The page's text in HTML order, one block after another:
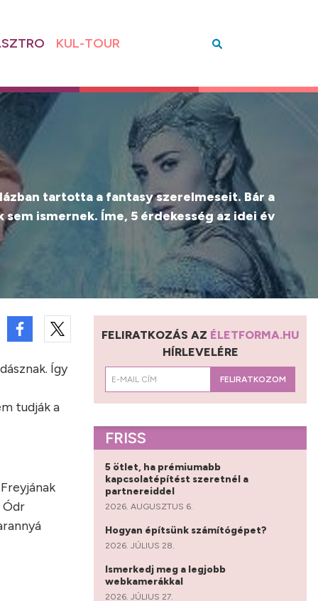
KUL-TOUR
tartotta a fantasy szerelmeseit. Bár a
ismernek. Íme, 5 érdekesség az idei év
Így
tudják a
Ódr
FELIRATKOZÁS AZ ÉLETFORMA.HU
HÍRLEVELÉRE
FELIRATKOZOM
FRISS
5 ötlet, ha prémiumabb
kapcsolatépítést szeretnél a
partnereiddel
2026. AUGUSZTUS 6.
Hogyan építsünk számítógépet?
2026. JÚLIUS 28.
Ismerkedj meg a legjobb
webkamerákkal
2026. JÚLIUS 27.